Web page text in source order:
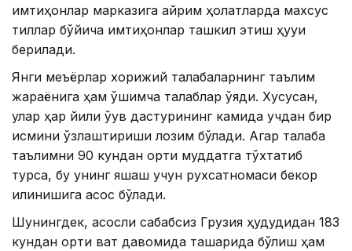
имтиҳонлар марказига айрим ҳолатларда махсус
тиллар бўйича имтиҳонлар ташкил этиш ҳуқуқи
берилади.
Янги меъёрлар хорижий талабаларнинг таълим
жараёнига ҳам қўшимча талаблар қўяди. Хусусан,
улар ҳар йили ўқув дастурининг камида учдан бир
қисмини ўзлаштириши лозим бўлади. Агар талаба
таълимни 90 кундан ортиқ муддатга тўхтатиб
турса, бу унинг яшаш учун рухсатномаси бекор
қилинишига асос бўлади.
Шунингдек, асосли сабабсиз Грузия ҳудудидан 183
кундан ортиқ вақт давомида ташқарида бўлиш ҳам